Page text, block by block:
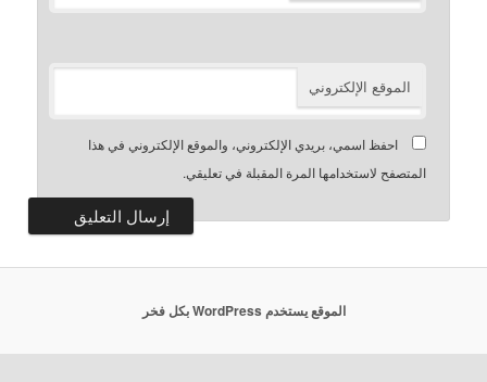
الموقع الإلكتروني
احفظ اسمي، بريدي الإلكتروني، والموقع الإلكتروني في هذا
المتصفح لاستخدامها المرة المقبلة في تعليقي.
الموقع يستخدم WordPress بكل فخر